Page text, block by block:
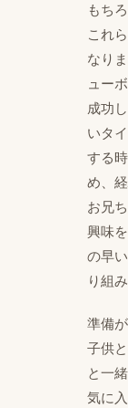
もち
これ
なり
ュー
成功
いタ
する
め、
お兄
興味
の早
り組
準備
子供
と一
気に